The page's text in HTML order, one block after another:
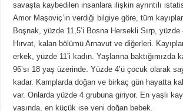
savaşta kaybedilen insanlara ilişkin ayrıntılı
Amor Maşoviç’in verdiği bilgiye göre, tüm
Boşnak, yüzde 11,5’i Bosna Hersekli Sırp, yüzde
Hırvat, kalan bölümü Arnavut ve diğerleri.
erkek, yüzde 11’i kadın. Yaşlarına baktığımızda
96’sı 18 yaş üzerinde. Yüzde 4’ü çocuk olarak
kadar. Kamplarda doğan ve birkaç gün hayatta
var. Onlarda yüzde 4 grubuna giriyor. En yaşlı
yaşında, en küçük ise yeni doğan bebek.